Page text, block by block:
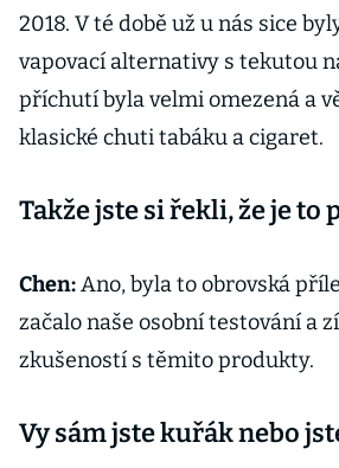
2018. V té době už u nás sice
vapovací alternativy s tekutou
příchutí byla velmi omezená a
klasické chuti tabáku a cigaret.
Takže jste si řekli, že je to
Chen:Ano, byla to obrovská
začalo naše osobní testování a
zkušeností s těmito produkty.
Vy sám jste kuřák nebo